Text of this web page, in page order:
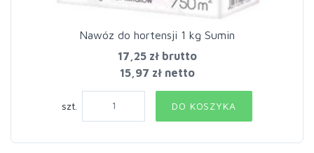
Nawóz do hortensji 1 kg Sumin
17,25 złbrutto
15,97 zł netto
szt. DO KOSZYKA